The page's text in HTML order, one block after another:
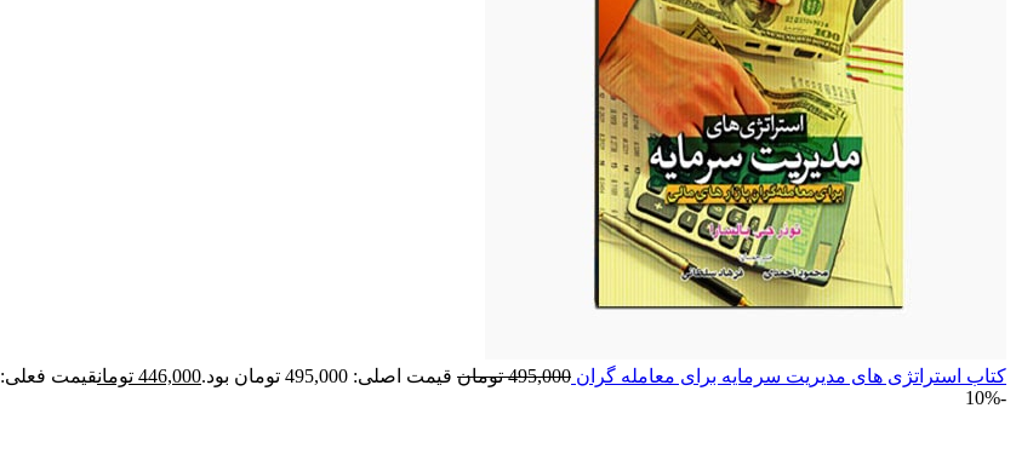
کتاب استراتژی های مدیریت سرمایه برای معامله گران 495,000 تومان قیمت اصلی: 495,000 تومان بود. 446,000 تومانقیمت فعلی: 446,000 تومان.
-10%